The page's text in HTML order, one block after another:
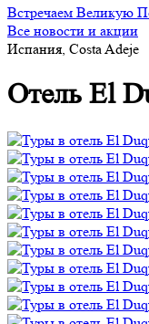
Встречаем Великую
Все новости и акции
Испания, Costa Adeje
Отель El